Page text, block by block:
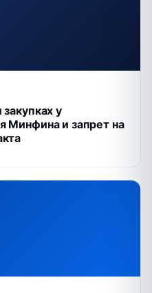
у
Минфина и запрет на